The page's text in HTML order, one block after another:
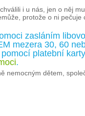
i u nás, jen o něj
protože o ni
zasláním
mezera 30, 60
platební
.
nemocným dětem,